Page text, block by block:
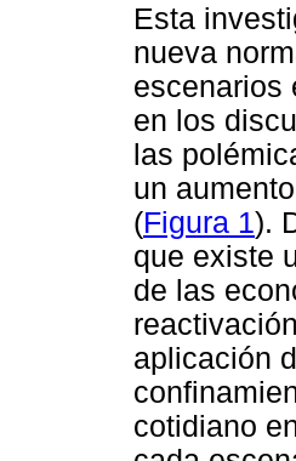
Esta
nueva
escenarios
en los
las
un
(Figura 1).
que existe
de las
aplicación
cotidiano